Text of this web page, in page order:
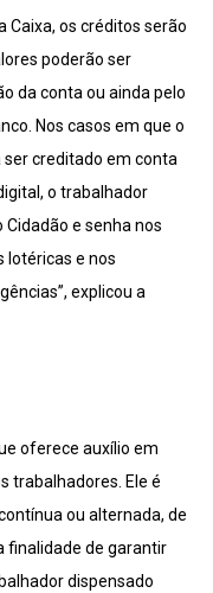
Caixa, os créditos serão
poderão ser
da conta ou ainda pelo
Nos casos em que o
ser creditado em conta
o trabalhador
e senha nos
lotéricas e nos
explicou a
oferece auxílio em
trabalhadores. Ele é
ou alternada, de
finalidade de garantir
dispensado